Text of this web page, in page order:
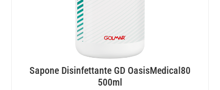
Sapone Disinfettante GD OasisMedical80
500ml